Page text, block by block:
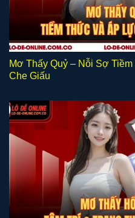
Mơ Thấy Quỷ – Nỗi Sợ
Che Giấu